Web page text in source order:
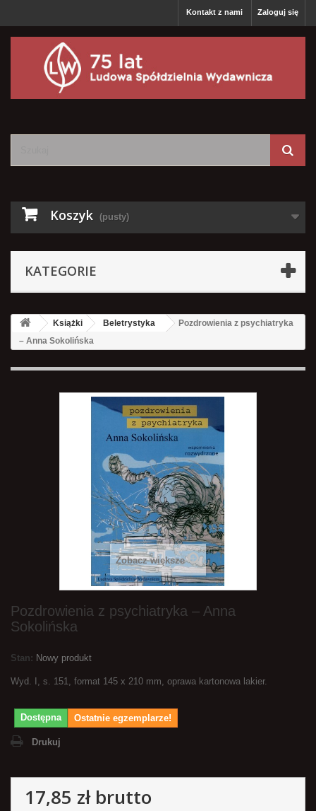
Zaloguj się
Kontakt z nami
Koszyk (pusty)
KATEGORIE
Książki Beletrystyka
Pozdrowienia z psychiatryka
– Anna Sokolińska
Zobacz większe
Pozdrowienia z psychiatryka – Anna
Sokolińska
Stan: Nowy produkt
Wyd. I, s. 151, format 145 x 210 mm, oprawa kartonowa lakier.
Dostępna Ostatnie egzemplarze!
Drukuj
17,85 złbrutto